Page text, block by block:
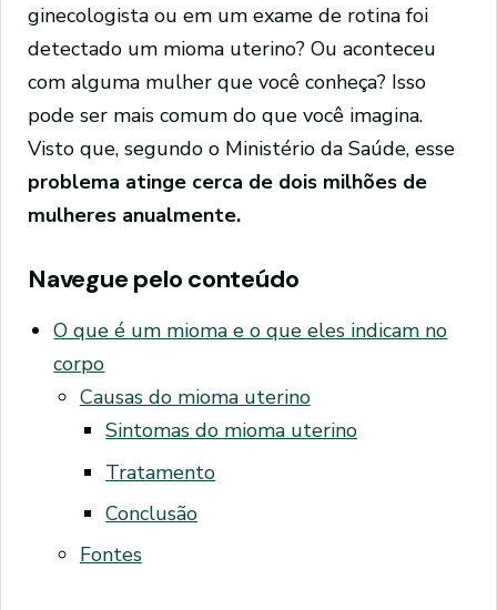
ginecologista ou em um exame de rotina foi
detectado um mioma uterino? Ou aconteceu
com alguma mulher que você conheça? Isso
pode ser mais comum do que você imagina.
Visto que, segundo o Ministério da Saúde, esse
problema atinge cerca de dois milhões de
mulheres anualmente.
Navegue pelo conteúdo
O que é um mioma e o que eles indicam no
corpo
Causas do mioma uterino
Sintomas do mioma uterino
Tratamento
Conclusão
Fontes